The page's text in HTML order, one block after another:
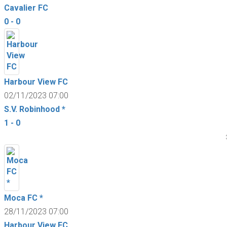
Cavalier FC
0 - 0
Harbour View FC
02/11/2023 07:00
S.V. Robinhood *
1 - 0
Moca FC *
28/11/2023 07:00